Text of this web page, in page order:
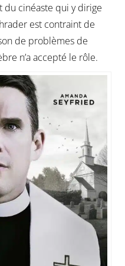
du cinéaste qui y dirige
est contraint de
de problèmes de
n’a accepté le rôle.